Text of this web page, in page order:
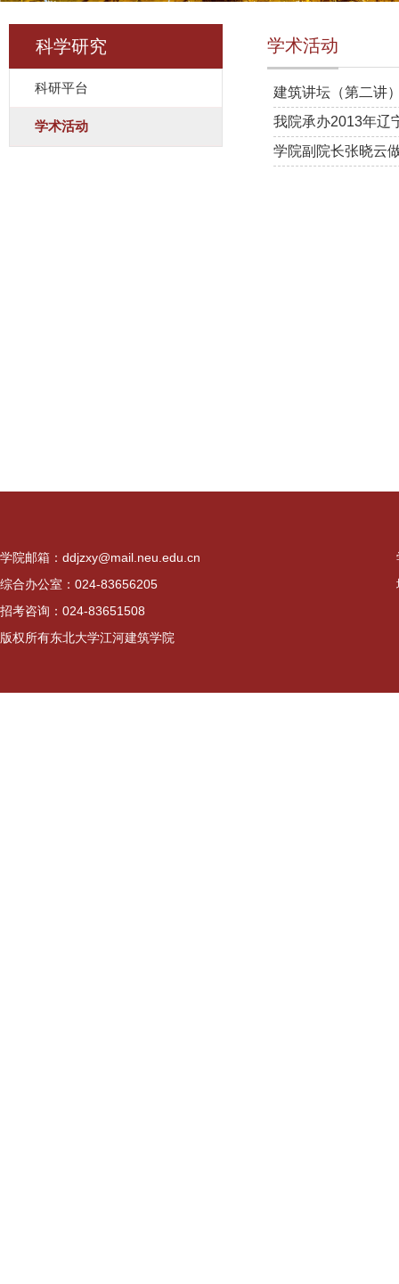
科学研究
科研平台
学术活动
学术活动
建筑讲坛（第二讲
我院承办2013年辽
学院副院长张晓云
学院邮箱：ddjzxy@mail.neu.edu.cn
综合办公室：024-83656205
招考咨询：024-83651508
版权所有东北大学江河建筑学院